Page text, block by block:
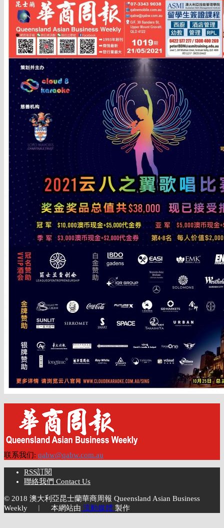
联系我们: qabw@qabw.com.au
RSS訂閱
聯絡我們 Contact Us
© 2018 澳大利亞昆士蘭華商周報 Queensland Asian Business
Weekly ︱ 本網站由 流動媒體 製作